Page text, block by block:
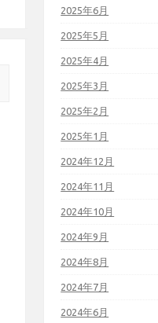
2025年6月
2025年5月
2025年4月
2025年3月
2025年2月
2025年1月
2024年12月
2024年11月
2024年10月
2024年9月
2024年8月
2024年7月
2024年6月